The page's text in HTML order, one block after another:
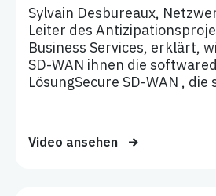
Sylvain Desbureaux,
Leiter des
Business Services, erklärt,
SD-WAN ihnen die
LösungSecure SD-WAN ,
Video ansehen